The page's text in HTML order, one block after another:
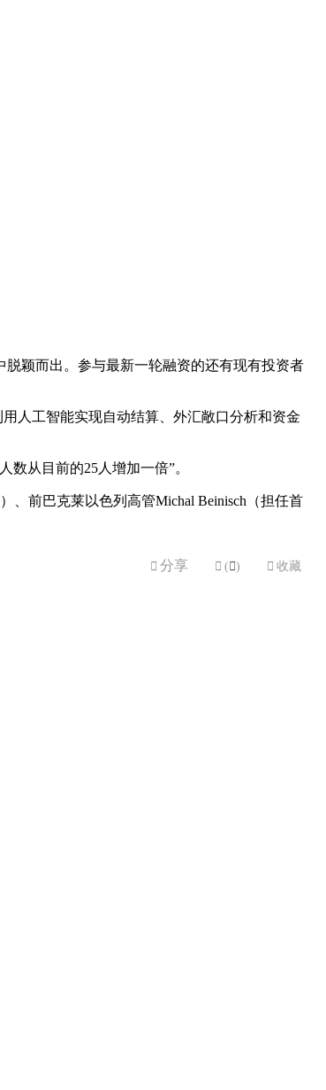
脱颖而出。参与最新一轮融资的还有现有投资者
人工智能实现自动结算、外汇敞口分析和资金
从目前的25人增加一倍”。
、前巴克莱以色列高管Michal Beinisch（担任首
 分享  ( )  收藏